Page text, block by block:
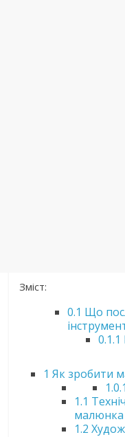
Зміст:
0.1 Що
0.1.1
1 Як зробити
1.0.1
1.1
малюнка
1.2